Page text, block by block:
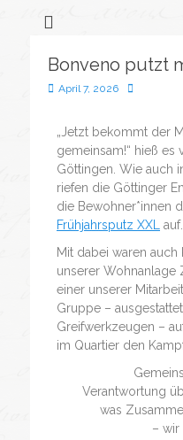
Bonveno putzt
April 7, 2026
„Jetzt bekommt der
gemeinsam!“ hieß es
Göttingen. Wie auch
riefen die Göttinger
die Bewohner*innen
Frühjahrsputz XXL
auf.
Mit dabei waren auch
unserer Wohnanlage
einer unserer
Gruppe –
Greifwerkzeugen –
im Quartier den
Verantwortung
was
– wir